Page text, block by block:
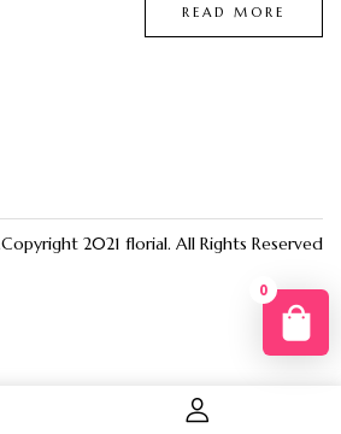
READ MORE
Copyright 2021 florial. All Rights Reserved.
0